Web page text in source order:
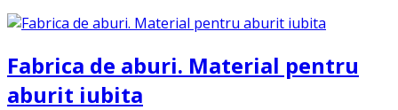
Fabrica de aburi. Material pentru
aburit iubita